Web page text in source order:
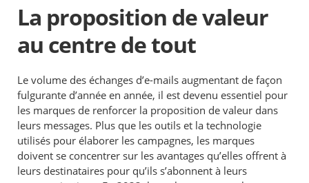
La proposition de valeur
au centre de tout
Le volume des échanges d’e-mails augmentant de façon
fulgurante d’année en année, il est devenu essentiel pour
les marques de renforcer la proposition de valeur dans
leurs messages. Plus que les outils et la technologie
utilisés pour élaborer les campagnes, les marques
doivent se concentrer sur les avantages qu’elles offrent à
leurs destinataires pour qu’ils s’abonnent à leurs